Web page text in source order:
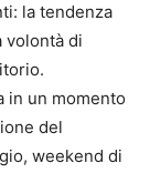
la tendenza
volontà di
in un momento
del
weekend di